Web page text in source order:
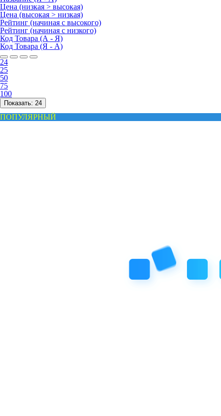
Цена (низкая > высокая)
Цена (высокая > низкая)
Рейтинг (начиная с высокого)
Рейтинг (начиная с низкого)
Код Товара (А - Я)
Код Товара (Я - А)
24
25
50
75
100
Показать: 24
ПОПУЛЯРНЫЙ